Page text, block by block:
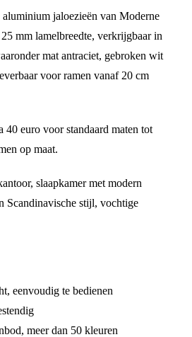
aluminium jaloezieën van Moderne
mm lamelbreedte, verkrijgbaar in
mat antraciet, gebroken wit
voor ramen vanaf 20 cm
40 euro voor standaard maten tot
op maat.
slaapkamer met modern
Scandinavische stijl, vochtige
eenvoudig te bedienen
meer dan 50 kleuren